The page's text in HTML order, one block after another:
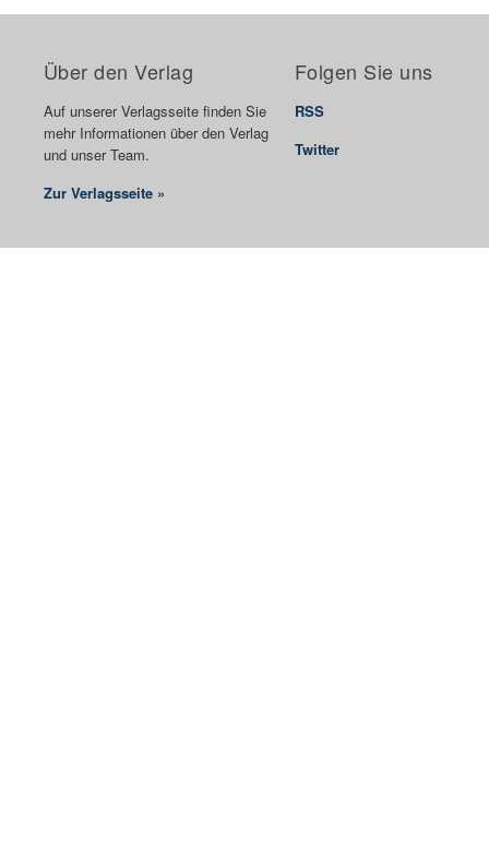
Über den Verlag
Auf unserer Verlagsseite finden Sie
mehr Informationen über den Verlag
und unser Team.
Zur Verlagsseite »
Folgen Sie uns
RSS
Twitter